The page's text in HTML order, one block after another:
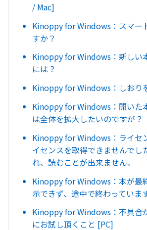
/ Mac]
Kinoppy for Windows：スマー
すか？
Kinoppy for Windows：新しい
には？
Kinoppy for Windows：しおり
Kinoppy for Windows：開いた
は全体を拡大したいのですが？
Kinoppy for Windows：ライセ
イセンスを取得できませんでし
れ、読むことが出来ません。
Kinoppy for Windows：本が最
示できず、途中で終わっています
Kinoppy for Windows：不具合
にお試し頂くこと [PC]